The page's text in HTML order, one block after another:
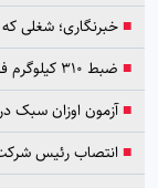
■خبرنگاری؛ شغلی
■ ضبط ۳۱۰ کیلوگرم فرآورده خام دامی غیربهداشتی در ایلام
■آزمون اوزان سبک
■ انتصاب رئیس